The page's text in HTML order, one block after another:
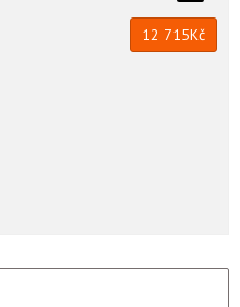
12 715Kč